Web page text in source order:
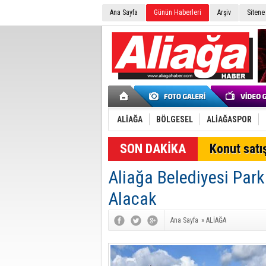
Ana Sayfa Günün Haberleri Arşiv
ALİAĞA BÖLGESEL ALİAĞASPOR
SON DAKİKA Konut
Aliağa Belediyesi Park
Alacak
Ana Sayfa » ALİAĞA